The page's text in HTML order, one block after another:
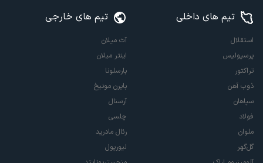
تیم های داخلی
استقلال
پرسپولیس
تراکتور
ذوب آهن
سپاهان
فولاد
ملوان
گل‌گهر
تیم های خارجی
آث میلان
اینتر میلان
بارسلونا
بایرن مونیخ
آرسنال
چلسی
رئال مادرید
لیورپول